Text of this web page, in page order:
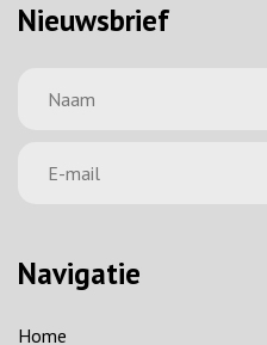
Nieuwsbrief
Navigatie
Home